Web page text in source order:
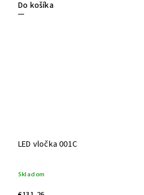
Do košíka
LED vločka 001C
Skladom